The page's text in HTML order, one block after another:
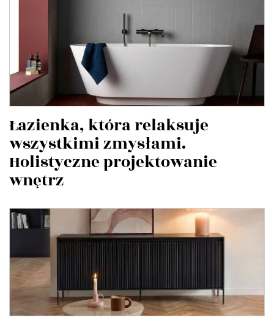
Łazienka, która relaksuje
wszystkimi zmysłami.
Holistyczne projektowanie
wnętrz